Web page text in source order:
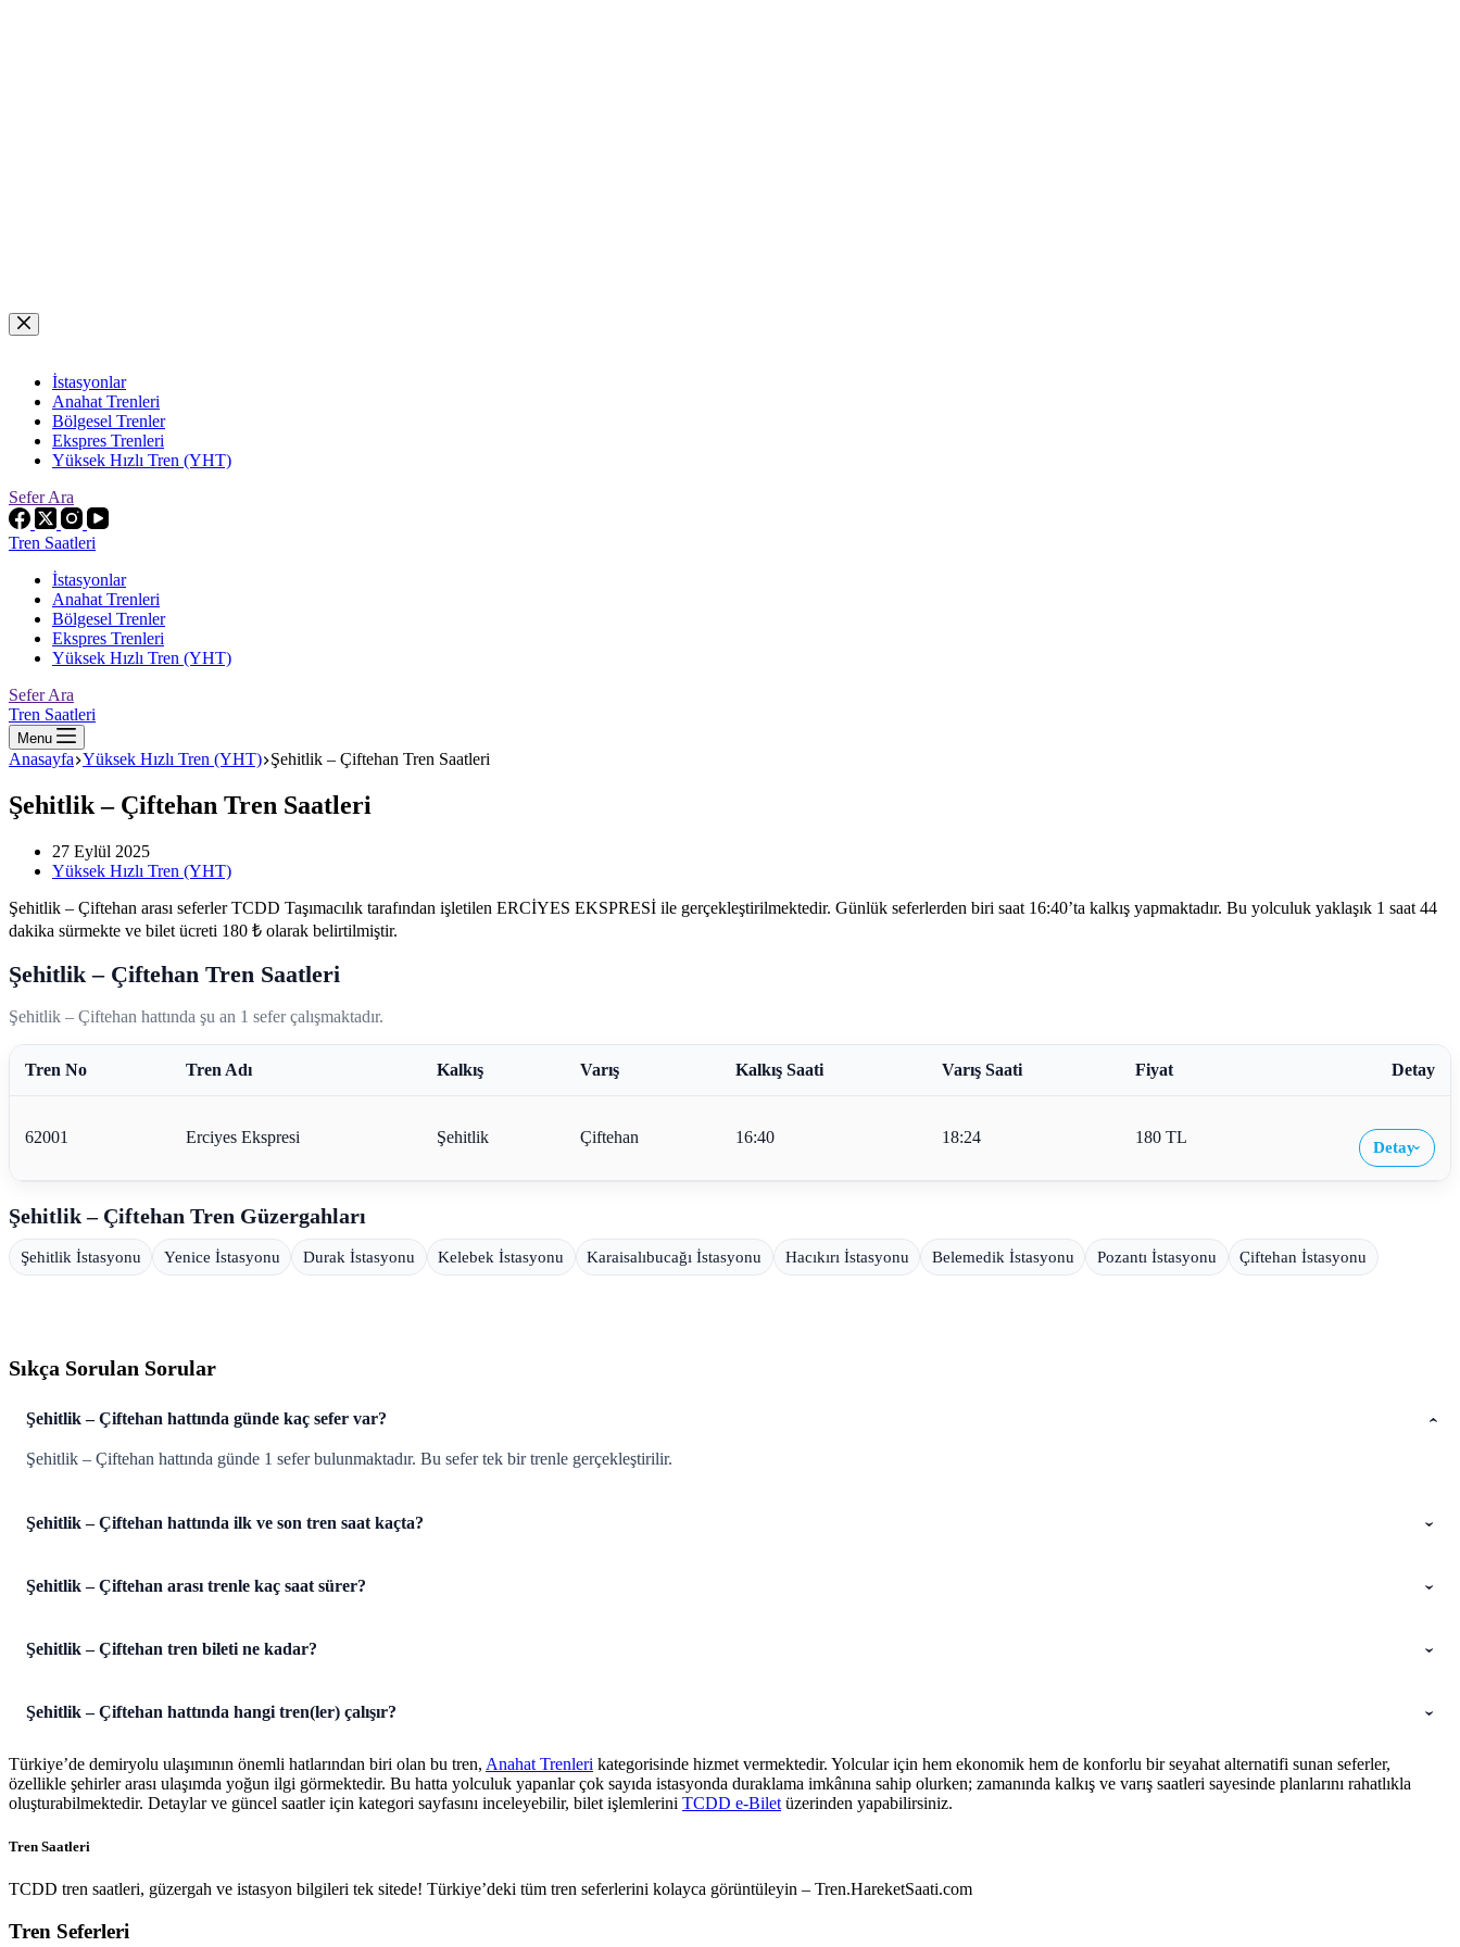
Skip
to
İstasyonlar
Anahat Trenleri
Bölgesel Trenler
Ekspres Trenleri
Yüksek Hızlı Tren (YHT)
Sefer Ara
Tren Saatleri
İstasyonlar
Anahat Trenleri
Bölgesel Trenler
Ekspres Trenleri
Yüksek Hızlı Tren (YHT)
Sefer Ara
Tren Saatleri
Menu
Anasayfa Yüksek Hızlı Tren (YHT) Şehitlik – Çiftehan Tren Saatleri
Şehitlik – Çiftehan Tren Saatleri
27 Eylül 2025
Yüksek Hızlı Tren (YHT)
Şehitlik – Çiftehan arası seferler TCDD Taşımacılık tarafından işletilen ERCİYES EKSPRESİ ile gerçekleştirilmektedir. Günlük seferlerden biri saat 16:40’ta kalkış yapmaktadır. Bu yolculuk yaklaşık 1 saat 44
dakika sürmekte ve bilet ücreti 180 ₺ olarak belirtilmiştir.
Şehitlik – Çiftehan Tren Saatleri
Şehitlik – Çiftehan hattında şu an 1 sefer çalışmaktadır.
Tren No Tren Adı Kalkış Varış Kalkış Saati Varış Saati Fiyat Detay
62001 Erciyes Ekspresi Şehitlik Çiftehan 16:40 18:24 180 TL
Detay›
Şehitlik – Çiftehan Tren Güzergahları
Şehitlik İstasyonu Yenice İstasyonu Durak İstasyonu Kelebek İstasyonu Karaisalıbucağı İstasyonu Hacıkırı İstasyonu Belemedik İstasyonu Pozantı İstasyonu Çiftehan İstasyonu
Sıkça Sorulan Sorular
Şehitlik – Çiftehan hattında günde kaç sefer var?
Şehitlik – Çiftehan hattında günde 1 sefer bulunmaktadır. Bu sefer tek bir trenle gerçekleştirilir.
Şehitlik – Çiftehan hattında ilk ve son tren saat kaçta?
Şehitlik – Çiftehan arası trenle kaç saat sürer?
Şehitlik – Çiftehan tren bileti ne kadar?
Şehitlik – Çiftehan hattında hangi tren(ler) çalışır?
Türkiye’de demiryolu ulaşımının önemli hatlarından biri olan bu tren, Anahat Trenleri kategorisinde hizmet vermektedir. Yolcular için hem ekonomik hem de konforlu bir seyahat alternatifi sunan seferler,
özellikle şehirler arası ulaşımda yoğun ilgi görmektedir. Bu hatta yolculuk yapanlar çok sayıda istasyonda duraklama imkânına sahip olurken; zamanında kalkış ve varış saatleri sayesinde planlarını rahatlıkla
oluşturabilmektedir. Detaylar ve güncel saatler için kategori sayfasını inceleyebilir, bilet işlemlerini TCDD e-Biletüzerinden yapabilirsiniz.
Tren Saatleri
TCDD tren saatleri, güzergah ve istasyon bilgileri tek sitede! Türkiye’deki tüm tren seferlerini kolayca görüntüleyin – Tren.HareketSaati.com
Tren Seferleri